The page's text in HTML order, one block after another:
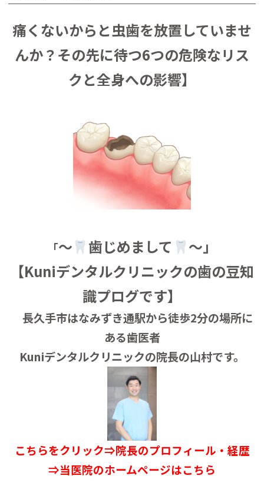
痛くないからと虫歯を放置していませ
んか？その先に待つ6つの危険なリス
クと全身への影響】
「～ 歯じめまして
～」
【Kuniデンタルクリニックの歯の豆知
識プログです】
長久手市はなみずき通駅から徒歩2分の場所に
ある歯医者
Kuniデンタルクリニックの院長の山村です。
こちらをクリック⇒院長のプロフィール・経歴
⇒当医院のホームページはこちら